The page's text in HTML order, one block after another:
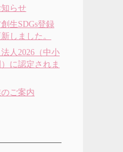
らせ
生SDGs登録
しました。
人2026（中小
に認定されま
ご案内